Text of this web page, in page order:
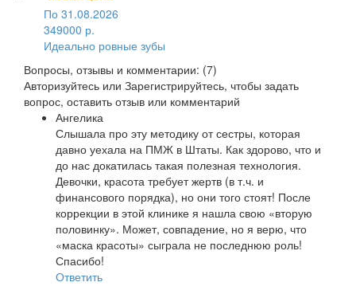
По 31.08.2026
349000 р.
Идеально ровные зубы
Вопросы, отзывы и комментарии: (7)
Авторизуйтесь или Зарегистрируйтесь, чтобы задать
вопрос, оставить отзыв или комментарий
Ангелика
Слышала про эту методику от сестры, которая
давно уехала на ПМЖ в Штаты. Как здорово, что и
до нас докатилась такая полезная технология.
Девочки, красота требует жертв (в т.ч. и
финансового порядка), но они того стоят! После
коррекции в этой клинике я нашла свою «вторую
половинку». Может, совпадение, но я верю, что
«маска красоты» сыграла не последнюю роль!
Спасибо!
Ответить